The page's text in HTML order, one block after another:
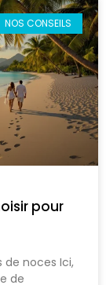
NOS CONSEILS
pour
de noces Ici,
de